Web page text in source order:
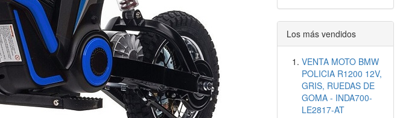
Los más vendidos
VENTA MOTO BMW
POLICIA R1200 12V,
GRIS, RUEDAS DE
GOMA - INDA700-
LE2817-AT